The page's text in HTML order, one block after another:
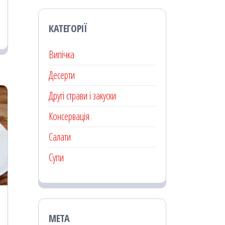
КАТЕГОРІЇ
Випічка
Десерти
Другі страви і закуски
Консервація
Салати
Супи
МЕТА